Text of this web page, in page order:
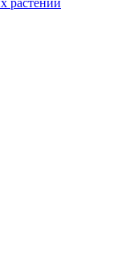
растений